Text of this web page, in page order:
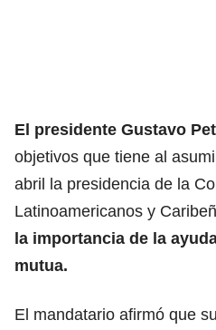
El presidente Gustavo
objetivos que tiene al
abril la presidencia de la
Latinoamericanos y
la importancia de la
mutua.
El mandatario afirmó que